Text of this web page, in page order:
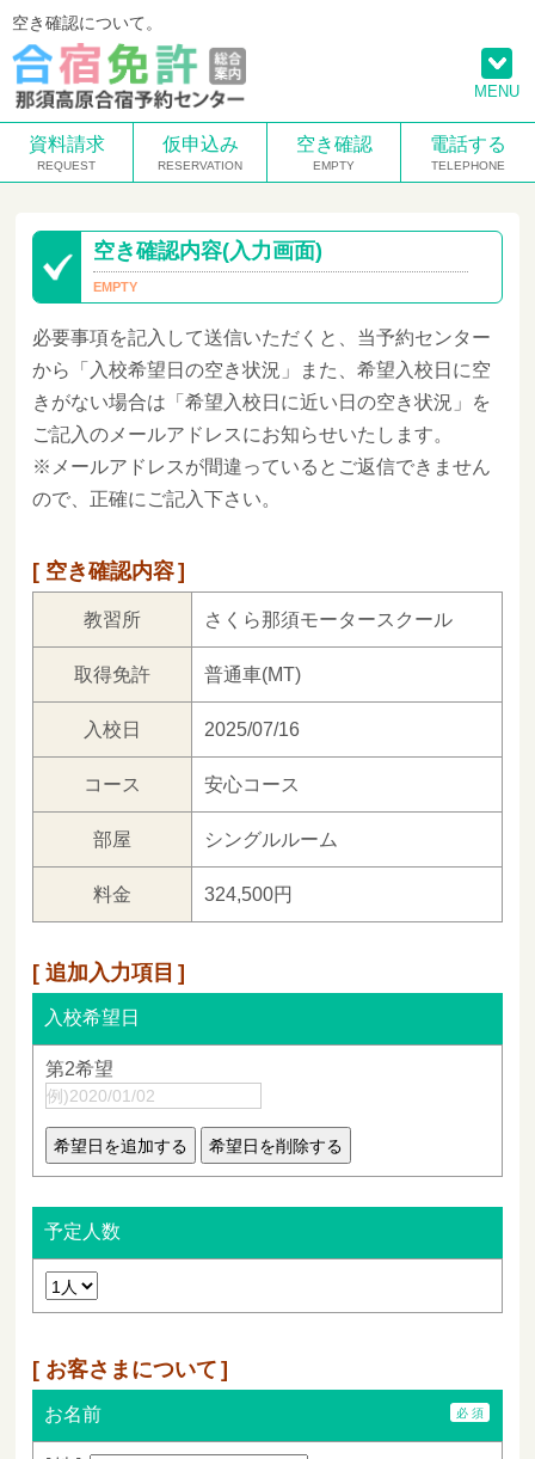
空き確認について。
資料請求 仮申込み 空き確認 電話する
空き確認内容(入力画面)
必要事項を記入して送信いただくと、当予約センター
から「入校希望日の空き状況」また、希望入校日に空
きがない場合は「希望入校日に近い日の空き状況」を
ご記入のメールアドレスにお知らせいたします。
※メールアドレスが間違っているとご返信できません
ので、正確にご記入下さい。
空き確認内容
教習所 さくら那須モータースクール
取得免許 普通車(MT)
入校日 2025/07/16
コース 安心コース
部屋 シングルルーム
料金 324,500円
追加入力項目
入校希望日
第2希望
予定人数
お客さまについて
お名前
MENU